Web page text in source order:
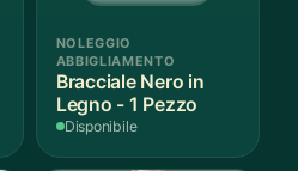
NOLEGGIO
ABBIGLIAMENTO
Bracciale Nero in
Legno - 1 Pezzo
Disponibile